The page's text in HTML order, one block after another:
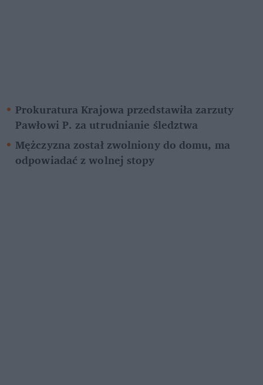
Prokuratura Krajowa przedstawiła zarzuty
Pawłowi P. za utrudnianie śledztwa
Mężczyzna został zwolniony do domu, ma
odpowiadać z wolnej stopy